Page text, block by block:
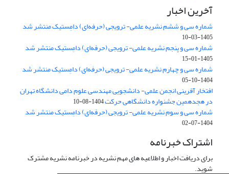
آخرین اخبار
شماره سی و ششم نشریه علمی- ترویجی (حرفه‌ای) دامِستیک منتشر شد
1405-03-10
شماره سی و پنجم نشریه علمی- ترویجی (حرفه‌ای) دامِستیک منتشر شد
1405-01-15
شماره سی و چهارم نشریه علمی- ترویجی (حرفه‌ای) دامِستیک منتشر شد
1404-10-05
افتخار آفرینی انجمن علمی- دانشجویی مهندسی علوم دامی دانشگاه تهران
در هجدهمین جشنواره دانشگاهی حرکت1404-08-10
شماره سی و سوم نشریه علمی- ترویجی (حرفه‌ای) دامِستیک منتشر شد
1404-07-02
اشتراک خبرنامه
برای دریافت اخبار و اطلاعیه های مهم نشریه در خبرنامه نشریه مشترک
شوید.